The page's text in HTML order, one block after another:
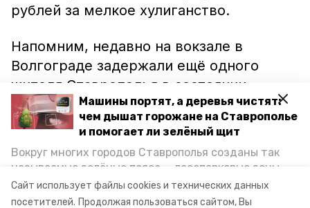
Сайт использует файлы cookies и технических данных
посетителей. Продолжая пользоваться сайтом, Вы
Машины портят, а деревья чистят:
чем дышат горожане на Ставрополье
и помогает ли зелёный щит
Вокруг многих городов Ставрополья созданы так
называемые зелёные пояса — лесопарковые зоны,
снижающие негативное воздействие выхлопных
газов на атмосферу. Справляются ли они с
рублей за мелкое хулиганство.
Напомним, недавно на вокзале в
Волгограде задержали ещё одного
жителя Ставрополья в состоянии
сильного опьянения. Однако емугрозит
гораздо более серьёзное наказание,
вагона, — в сумке задержанного
обнаружили более 245 граммов
сильного наркотика.